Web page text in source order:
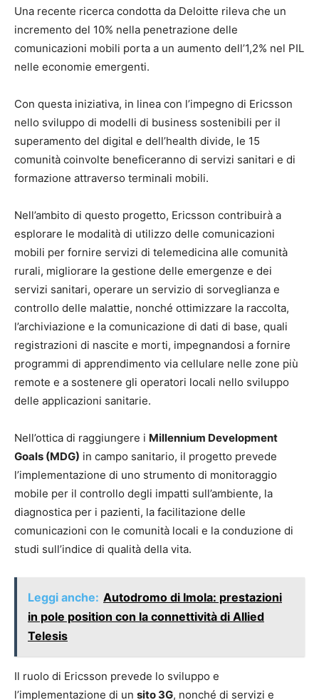
Una recente ricerca condotta da Deloitte rileva che un
incremento del 10% nella penetrazione delle
comunicazioni mobili porta a un aumento dell’1,2% nel PIL
nelle economie emergenti.
Con questa iniziativa, in linea con l’impegno di Ericsson
nello sviluppo di modelli di business sostenibili per il
superamento del digital e dell’health divide, le 15
comunità coinvolte beneficeranno di servizi sanitari e di
formazione attraverso terminali mobili.
Nell’ambito di questo progetto, Ericsson contribuirà a
esplorare le modalità di utilizzo delle comunicazioni
mobili per fornire servizi di telemedicina alle comunità
rurali, migliorare la gestione delle emergenze e dei
servizi sanitari, operare un servizio di sorveglianza e
controllo delle malattie, nonché ottimizzare la raccolta,
l’archiviazione e la comunicazione di dati di base, quali
registrazioni di nascite e morti, impegnandosi a fornire
programmi di apprendimento via cellulare nelle zone più
remote e a sostenere gli operatori locali nello sviluppo
delle applicazioni sanitarie.
Nell’ottica di raggiungere i Millennium Development
Goals (MDG) in campo sanitario, il progetto prevede
l’implementazione di uno strumento di monitoraggio
mobile per il controllo degli impatti sull’ambiente, la
diagnostica per i pazienti, la facilitazione delle
comunicazioni con le comunità locali e la conduzione di
studi sull’indice di qualità della vita.
Leggi anche: Autodromo di Imola: prestazioni
in pole position con la connettività di Allied
Telesis
Il ruolo di Ericsson prevede lo sviluppo e
l’implementazione di un sito 3G, nonché di servizi e